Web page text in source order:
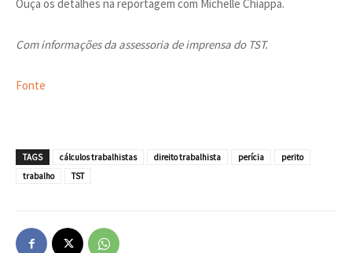
Ouça os detalhes na reportagem com Michelle Chiappa.
Com informações da assessoria de imprensa do TST.
Fonte
TAGS cálculos trabalhistas direito trabalhista perícia
perito
trabalho
TST